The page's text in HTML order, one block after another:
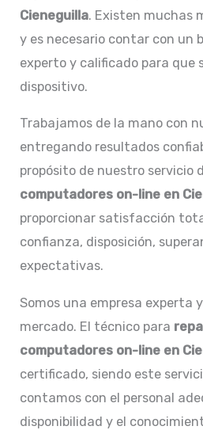
Cieneguilla. Existen muchas
y es necesario contar con un
experto y calificado para que
dispositivo.
Trabajamos de la mano con
entregando resultados
propósito de nuestro servicio
computadores on-line en
proporcionar satisfacción
confianza, disposición,
expectativas.
Somos una empresa experta
mercado. El técnico para
computadores on-line en
certificado, siendo este
contamos con el personal
disponibilidad y el